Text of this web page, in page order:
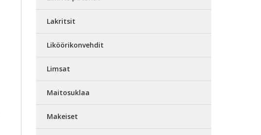
Lakritsit
Liköörikonvehdit
Limsat
Maitosuklaa
Makeiset